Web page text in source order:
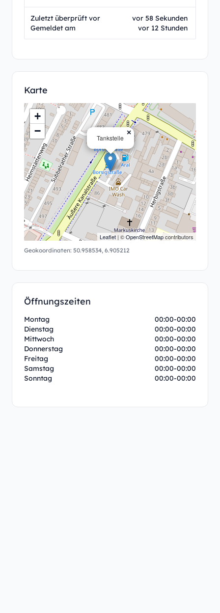
Zuletzt überprüft vor
Gemeldet am
vor 58 Sekunden
vor 12 Stunden
Karte
Tankstelle
×
+
−
Leaflet | ©OpenStreetMapcontributors
Geokoordinaten: 50.958534, 6.905212
Öffnungszeiten
Montag
00:00-00:00
Dienstag
00:00-00:00
Mittwoch
00:00-00:00
Donnerstag
00:00-00:00
Freitag
00:00-00:00
Samstag
00:00-00:00
Sonntag
00:00-00:00